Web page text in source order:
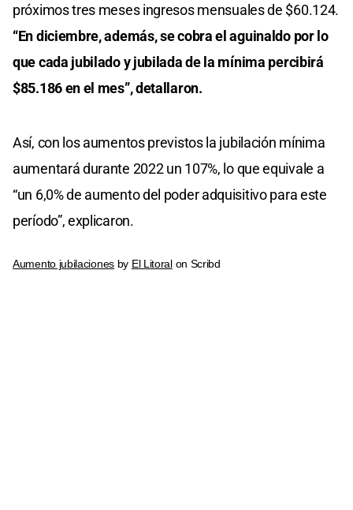
próximos tres meses ingresos mensuales de $60.124.
“En diciembre, además, se cobra el aguinaldo por lo
que cada jubilado y jubilada de la mínima percibirá
$85.186 en el mes”, detallaron.
Así, con los aumentos previstos la jubilación mínima
aumentará durante 2022 un 107%, lo que equivale a
“un 6,0% de aumento del poder adquisitivo para este
período”, explicaron.
Aumento jubilaciones by El Litoralon Scribd